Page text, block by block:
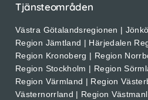
Tjänsteområden
Västra Götalandsregionen |
Region Jämtland | Härjedalen
Region Kronoberg | Region
Region Stockholm | Region
Region Värmland | Region
Västernorrland | Region